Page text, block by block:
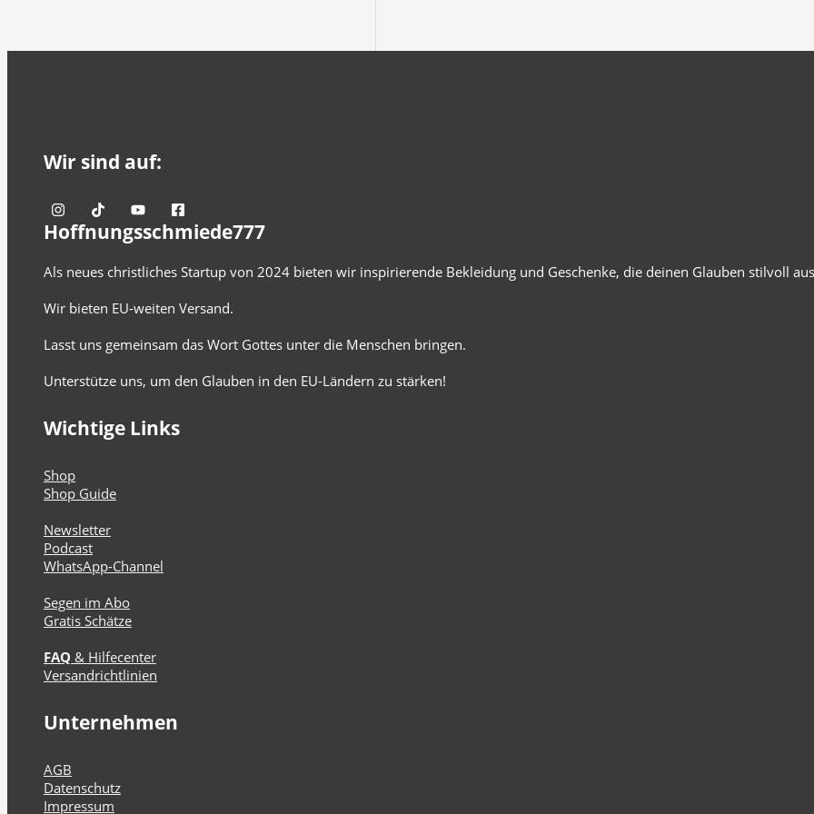
Wir sind auf:
Hoffnungsschmiede777
Als neues christliches Startup von 2024 bieten wir inspirierende Bekleidung und Geschenke, die deinen Glauben stilvoll
Wir bieten EU-weiten Versand.
Lasst uns gemeinsam das Wort Gottes unter die Menschen bringen.
Unterstütze uns, um den Glauben in den EU-Ländern zu stärken!
Wichtige Links
Shop
Shop Guide
Newsletter
Podcast
WhatsApp-Channel
Segen im Abo
Gratis Schätze
FAQ & Hilfecenter
Versandrichtlinien
Unternehmen
AGB
Datenschutz
Impressum